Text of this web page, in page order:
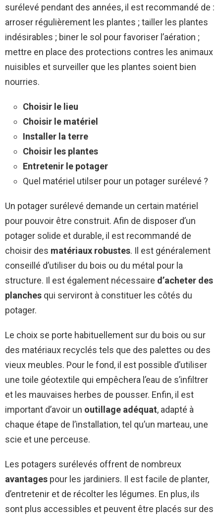
surélevé pendant des années, il est recommandé de :
arroser régulièrement les plantes ; tailler les plantes
indésirables ; biner le sol pour favoriser l’aération ;
mettre en place des protections contres les animaux
nuisibles et surveiller que les plantes soient bien
nourries.
Choisir le lieu
Choisir le matériel
Installer la terre
Choisir les plantes
Entretenir le potager
Quel matériel utilser pour un potager surélevé ?
Un potager surélevé demande un certain matériel
pour pouvoir être construit. Afin de disposer d’un
potager solide et durable, il est recommandé de
choisir des matériaux robustes. Il est généralement
conseillé d’utiliser du bois ou du métal pour la
structure. Il est également nécessaire d’acheter des
planches qui serviront à constituer les côtés du
potager.
Le choix se porte habituellement sur du bois ou sur
des matériaux recyclés tels que des palettes ou des
vieux meubles. Pour le fond, il est possible d’utiliser
une toile géotextile qui empêchera l’eau de s’infiltrer
et les mauvaises herbes de pousser. Enfin, il est
important d’avoir un outillage adéquat, adapté à
chaque étape de l’installation, tel qu’un marteau, une
scie et une perceuse.
Les potagers surélevés offrent de nombreux
avantages pour les jardiniers. Il est facile de planter,
d’entretenir et de récolter les légumes. En plus, ils
sont plus accessibles et peuvent être placés sur des